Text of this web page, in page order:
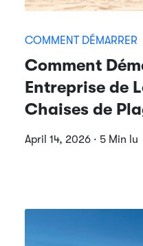
COMMENT DÉMARRER
Comment
Entreprise de
Chaises de
April 14, 2026 · 5 Min lu